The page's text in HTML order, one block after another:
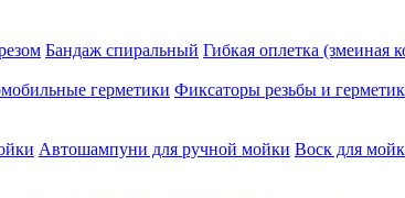
Бандаж спиральный Гибкая оплетка (змеиная
герметики Фиксаторы резьбы и
Автошампуни для ручной мойки Воск для